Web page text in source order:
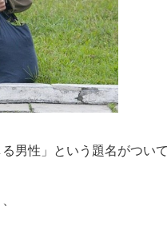
男性」という題名がついて